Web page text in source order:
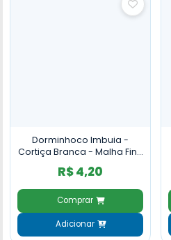
Dorminhoco Imbuia -
Cortiça Branca - Malha Fina
- 12mm
R$ 4,20
Comprar
Adicionar